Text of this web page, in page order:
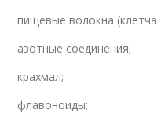
пищевые волокна
азотные соединения;
крахмал;
флавоноиды;